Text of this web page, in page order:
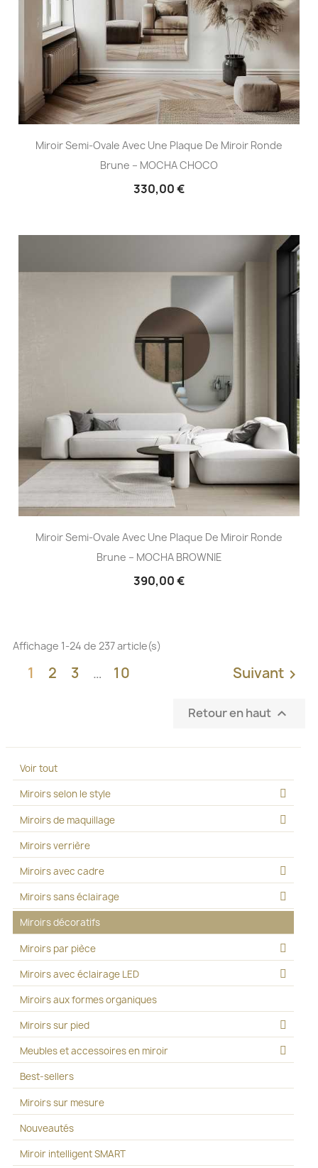
Voir tout
Miroirs selon le style
Miroirs de maquillage
Miroirs verrière
Miroirs avec cadre
Miroirs sans éclairage
Miroirs décoratifs
Miroirs par pièce
Miroirs avec éclairage LED
Miroirs aux formes organiques
Miroirs sur pied
Meubles et accessoires en miroir
Best-sellers
Miroirs sur mesure
Nouveautés
Miroir intelligent SMART
Miroir Semi-Ovale Avec Une Plaque De Miroir Ronde
Brune – MOCHA CHOCO
330,00 €
Miroir Semi-Ovale Avec Une Plaque De Miroir Ronde
Brune – MOCHA BROWNIE
390,00 €
Affichage 1-24 de 237 article(s)
1 2 3 … 10 Suivant 
Retour en haut 